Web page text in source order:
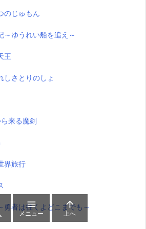
のじゅもん
～ゆうれい船を追え～
王
しさとりのしょ
来る魔剣
界旅行
勇者は往くよどこまでも～

メニュー

上へ